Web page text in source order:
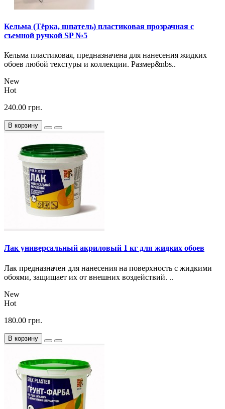
Кельма (Тёрка, шпатель) пластиковая прозрачная с
съемной ручкой SP №5
Кельма пластиковая, предназначена для нанесения жидких
обоев любой текстуры и коллекции. Размер&nbs..
New
Hot
240.00 грн.
В корзину
Лак универсальный акриловый 1 кг для жидких обоев
Лак предназначен для нанесения на поверхность с жидкими
обоями, защищает их от внешних воздействий. ..
New
Hot
180.00 грн.
В корзину